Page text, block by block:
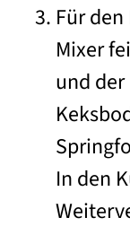
Für
Mixer
und
In den